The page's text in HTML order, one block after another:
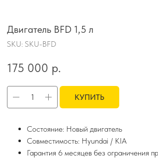
Двигатель BFD 1,5 л
SKU: SKU-BFD
175 000 р.
КУПИТЬ
Состояние: Новый двигатель
Совместимость: Hyundai / KIA
Гарантия 6 месяцев без ограничения